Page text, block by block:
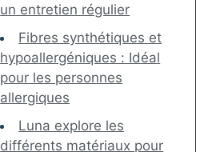
un entretien régulier
Fibres synthétiques et
hypoallergéniques : Idéal
pour les personnes
allergiques
Luna explore les
différents matériaux pour